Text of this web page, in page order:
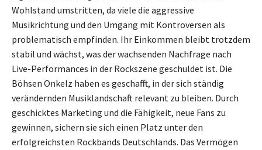
Wohlstand umstritten, da viele die aggressive
Musikrichtung und den Umgang mit Kontroversen als
problematisch empfinden. Ihr Einkommen bleibt trotzdem
stabil und wächst, was der wachsenden Nachfrage nach
Live-Performances in der Rockszene geschuldet ist. Die
Böhsen Onkelz haben es geschafft, in der sich ständig
verändernden Musiklandschaft relevant zu bleiben. Durch
geschicktes Marketing und die Fähigkeit, neue Fans zu
gewinnen, sichern sie sich einen Platz unter den
erfolgreichsten Rockbands Deutschlands. Das Vermögen